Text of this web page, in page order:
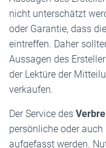
nicht unterschätzt
oder Garantie, dass
eintreffen. Daher
Aussagen des
der Lektüre der
verkaufen.
Der Service des
persönliche oder
aufgefasst werden.